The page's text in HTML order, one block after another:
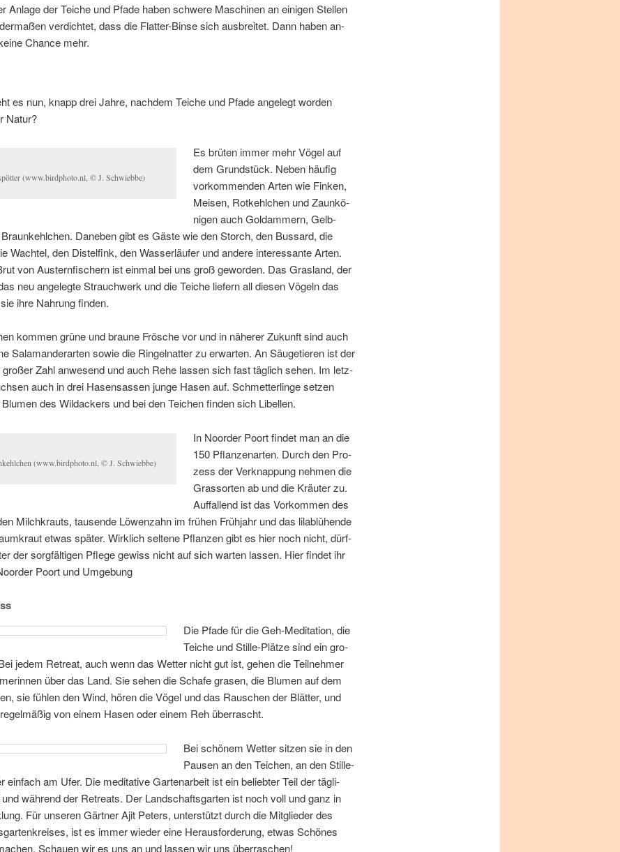
An­la­ge der Tei­che und Pfa­de ha­ben schwe­re Ma­schi­nen an ei­ni­gen Stel­len
ver­dich­tet, dass die Flat­ter-Bin­se sich aus­brei­tet. Dann ha­ben an­
Chan­ce mehr.
es nun, knapp drei Jah­re, nach­dem Tei­che und Pfa­de an­ge­legt wor­den
Natur?
(www.birdphoto.nl, © J. Schwiebbe)
Es brü­ten im­mer mehr Vö­gel auf
dem Grund­stück. Ne­ben häu­fig
vor­kom­men­den Ar­ten wie Fin­ken,
Mei­sen, Rot­kehl­chen und Zaun­kö­
ni­gen auch Gold­am­mern, Gelb­
Da­ne­ben gibt es Gäs­te wie den Storch, den Bus­sard, die
Wach­tel, den Dis­tel­fink, den Was­ser­läu­fer und an­de­re in­ter­es­san­te Ar­ten.
von Aus­tern­fi­schern ist ein­mal bei uns groß ge­wor­den. Das Gras­land, der
neu an­ge­leg­te Strauch­werk und die Tei­che lie­fern all die­sen Vö­geln das
ih­re Nah­rung finden.
kom­men grü­ne und brau­ne Frö­sche vor und in nä­he­rer Zu­kunft sind auch
Sa­la­man­der­ar­ten so­wie die Rin­gel­nat­ter zu er­war­ten. An Säu­ge­tie­ren ist der
gro­ßer Zahl an­we­send und auch Re­he las­sen sich fast täg­lich se­hen. Im letz­
auch in drei Ha­sen­sas­sen jun­ge Ha­sen auf. Schmet­ter­lin­ge set­zen
des Wild­ackers und bei den Tei­chen fin­den sich Libellen.
(www.birdphoto.nl, © J. Schwiebbe)
In Noor­der Po­ort fin­det man an die
150 Pflan­zen­ar­ten. Durch den Pro­
zess der Ver­knap­pung neh­men die
Gras­sor­ten ab und die Kräu­ter zu.
Auf­fal­lend ist das Vor­kom­men des
Milch­krauts, tau­sen­de Lö­wen­zahn im frü­hen Früh­jahr und das li­l­ab­lü­hen­de
et­was spä­ter. Wirk­lich sel­te­ne Pflan­zen gibt es hier noch nicht, dürf­
der sorg­fäl­ti­gen Pfle­ge ge­wiss nicht auf sich war­ten las­sen. Hier fin­det ihr
Po­ort und Umgebung
Die Pfa­de für die Geh-Me­di­ta­ti­on, die
Tei­che und Stil­le-Plät­ze sind ein gro­
je­dem Retre­at, auch wenn das Wet­ter nicht gut ist, ge­hen die Teil­neh­mer
über das Land. Sie se­hen die Scha­fe gra­sen, die Blu­men auf dem
sie füh­len den Wind, hö­ren die Vö­gel und das Rau­schen der Blät­ter, und
von ei­nem Ha­sen oder ei­nem Reh überrascht.
Bei schö­nem Wet­ter sit­zen sie in den
Pau­sen an den Tei­chen, an den Stil­le-
ein­fach am Ufer. Die me­di­ta­ti­ve Gar­ten­ar­beit ist ein be­lieb­ter Teil der täg­li­
wäh­rend der Retre­ats. Der Land­schafts­gar­ten ist noch voll und ganz in
Für un­se­ren Gärt­ner Ajit Pe­ters, un­ter­stützt durch die Mit­glie­der des
ist es im­mer wie­der ei­ne Her­aus­for­de­rung, et­was Schö­nes
Schau­en wir es uns an und las­sen wir uns überraschen!